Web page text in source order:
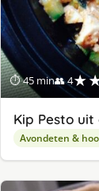
⏱ 45 min👥 4
Kip Pesto uit
Avondeten &